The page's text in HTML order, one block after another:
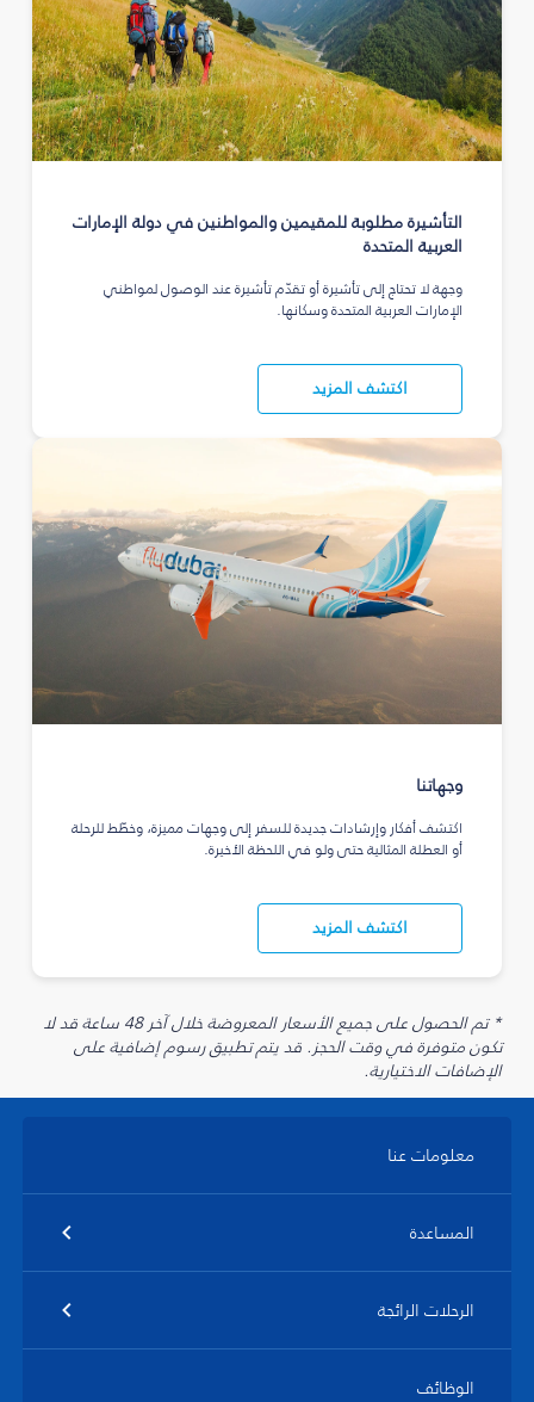
التأشيرة مطلوبة للمقيمين والمواطنين في دولة الإمارات
العربية المتحدة
وجهة لا تحتاج إلى تأشيرة أو تقدّم تأشيرة عند الوصول لمواطني
الإمارات العربية المتحدة وسكانها.
اكتشف المزيد
وجهاتنا
اكتشف أفكار وإرشادات جديدة للسفر إلى وجهات مميزة، وخطّط للرحلة
أو العطلة المثالية حتى ولو في اللحظة الأخيرة.
اكتشف المزيد
* تم الحصول على جميع الأسعار المعروضة خلال آخر 48 ساعة قد لا
تكون متوفرة في وقت الحجز. قد يتم تطبيق رسوم إضافية على
الإضافات الاختيارية.
معلومات عنا
المساعدة
الرحلات الرائجة
الوظائف